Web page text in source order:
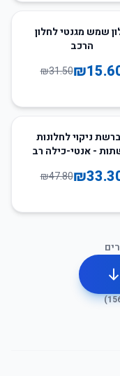
שמש מגנטי לחלון
הרכב
₪
₪31.50
ניקוי לחלונות
- אנטי-כילה רב
₪
₪47.80
)